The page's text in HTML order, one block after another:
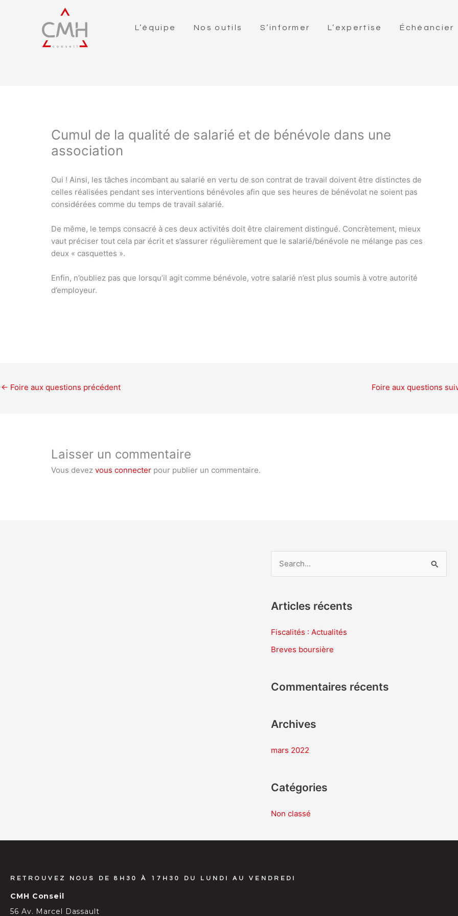
L’équipe Nos outils S’informer L’expertise Échéancier
Cumul de la qualité de salarié et de bénévole dans une
association
Oui ! Ainsi, les tâches incombant au salarié en vertu de son contrat de travail doivent être distinctes de
celles réalisées pendant ses interventions bénévoles afin que ses heures de bénévolat ne soient pas
considérées comme du temps de travail salarié.
De même, le temps consacré à ces deux activités doit être clairement distingué. Concrètement, mieux
vaut préciser tout cela par écrit et s’assurer régulièrement que le salarié/bénévole ne mélange pas ces
deux « casquettes ».
Enfin, n’oubliez pas que lorsqu’il agit comme bénévole, votre salarié n’est plus soumis à votre autorité
d’employeur.
← Foire aux questions précédent Foire aux questions
Laisser un commentaire
Vous devezvous connecter pour publier un commentaire.
h
e
e
Articles récents
Fiscalités : Actualités
Breves boursière
Commentaires récents
Archives
mars 2022
Catégories
Non classé
RETROUVEZ NOUS DE 8H30 À 17H30 DU LUNDI AU VENDREDI
CMH Conseil
56 Av. Marcel Dassault